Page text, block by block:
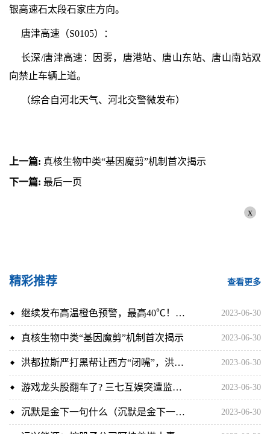
银高速石太段石家庄方向。
唐津高速（S0105）：
长深/唐津高速：因雾，唐港站、唐山东站、唐山南站双
向禁止车辆上道。
（综合自河北天气、河北交警微发布）
上一篇: 真核生物中类“基因魔剪”机制首次揭示
下一篇: 最后一页
x
精彩推荐 查看更多
继续发布高温橙色预警，最高40℃！河北最新天气预报、高速路况请查收→ 2023-06-30
真核生物中类“基因魔剪”机制首次揭示 2023-06-30
洪都拉斯严打黑帮让西方“闭嘴”，洪总统：将继续采取“严厉措施”|天天热点 2023-06-30
游戏龙头股翻车了? 三七互娱突遭监管立案 投资者维权征集已启动_世界快播报 2023-06-30
沉默是金下一句什么（沉默是金下一句）_全球新要闻 2023-06-30